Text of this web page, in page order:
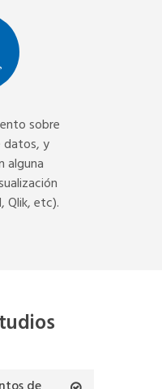
sobre
datos, y
alguna
Qlik, etc).